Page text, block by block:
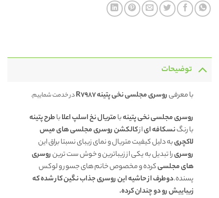
توضیحات
با معرفیروسری مجلسی نخی پتینه R7987 در خدمت شماییم.
روسری مجلسی نخی پتینهبامتریال نخ اسلپ اعلاباطرح پتینه
با رنگنسکافه ایازکالکشن روسری مجلسی های میس
لاکچریبه دلیل کیفیت متریال و نمای زیبای نسبتا براق این
روسریرا تبدیل به یکی از زیباترین و خوش ست ترینروسری
های مجلسیکرده و مخصوص خانم های جسور و لوکس
پسنده.دوطرف از حاشیه این روسری جذاب نگین کار شده که
زیباییش رو دو چندان کرده.